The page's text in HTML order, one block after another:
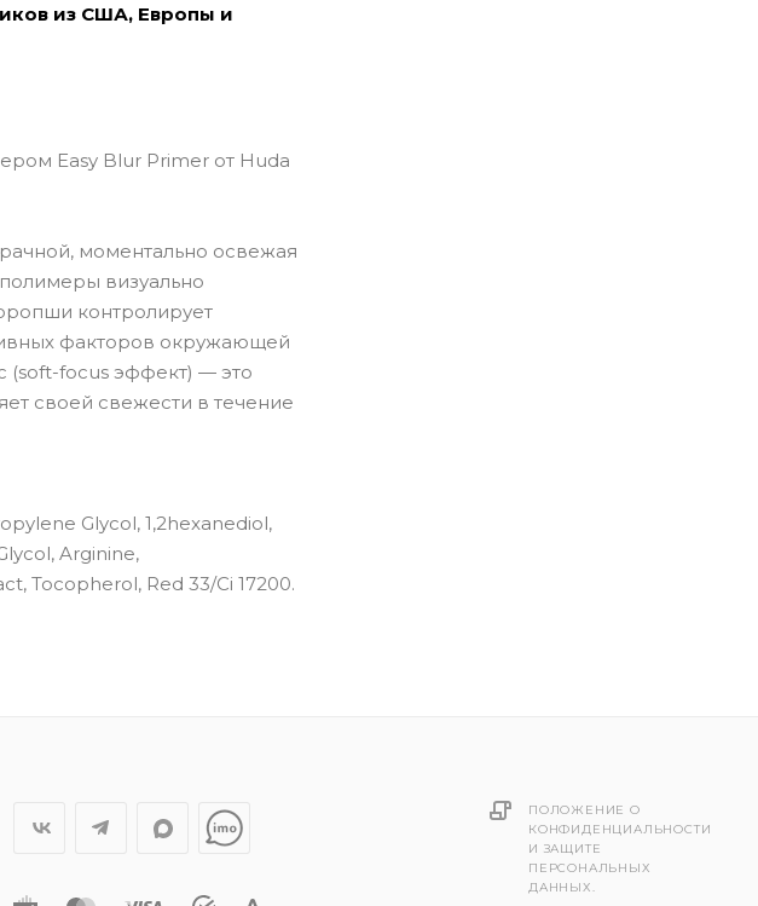
из США, Европы и
Easy Blur Primer от Huda
моментально освежая
визуально
контролирует
факторов окружающей
(soft-focus эффект) — это
своей свежести в течение
Glycol, 1,2hexanediol,
Arginine,
Tocopherol, Red 33/Ci 17200.
ПОЛОЖЕНИЕ О
КОНФИДЕНЦИАЛЬНОСТИ
И ЗАЩИТЕ
ПЕРСОНАЛЬНЫХ
ДАННЫХ.